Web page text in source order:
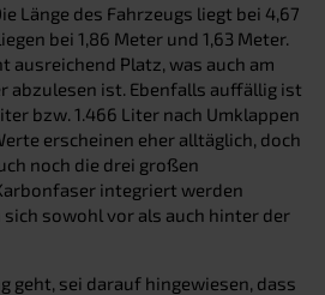
Länge des Fahrzeugs liegt bei 4,67
bei 1,86 Meter und 1,63 Meter.
ausreichend Platz, was auch am
abzulesen ist. Ebenfalls auffällig ist
bzw. 1.466 Liter nach Umklappen
erscheinen eher alltäglich, doch
noch die drei großen
integriert werden
sich sowohl vor als auch hinter der
geht, sei darauf hingewiesen, dass